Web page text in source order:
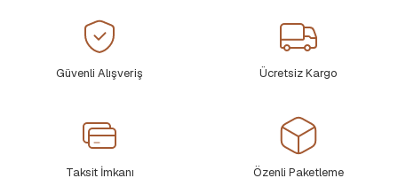
Güvenli Alışveriş Ücretsiz Kargo
Taksit İmkanı Özenli Paketleme